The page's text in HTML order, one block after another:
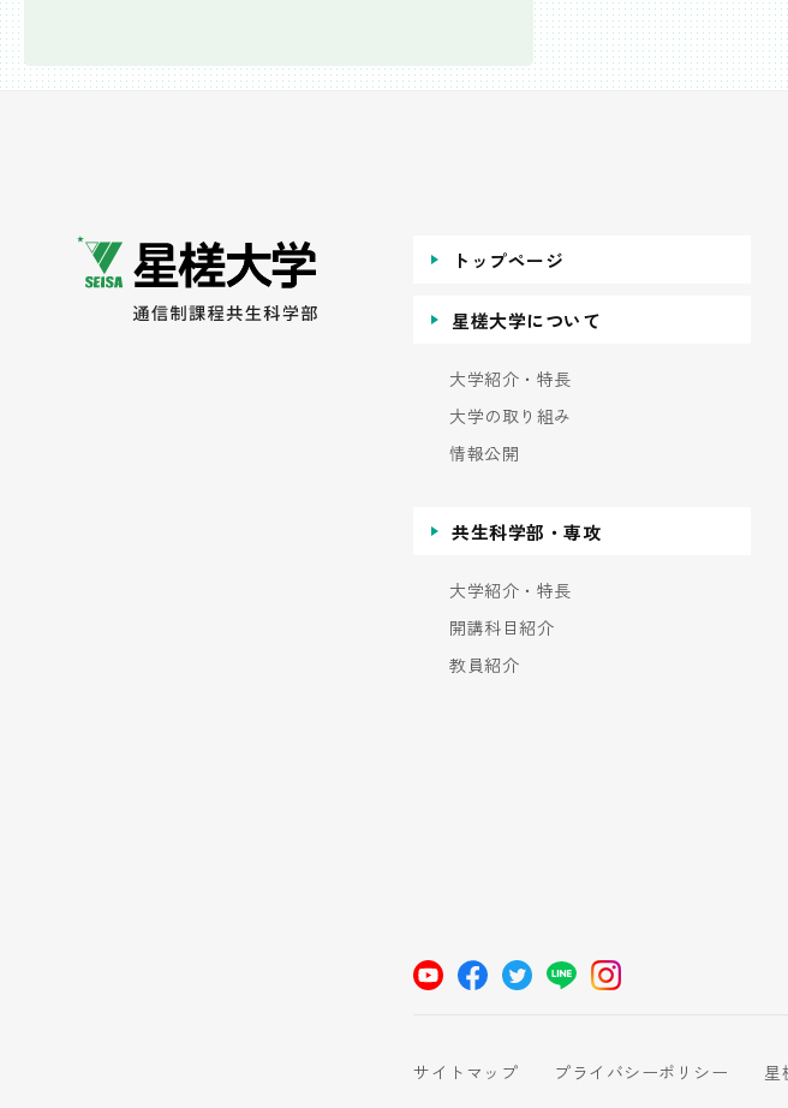
トップページ
星槎大学について
大学紹介・特長
大学の取り組み
情報公開
共生科学部・専攻
大学紹介・特長
開講科目紹介
教員紹介
サイトマップ プライバシーポリシー 星